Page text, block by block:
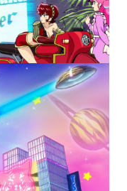
ホーム
最新情報
放送・配信情報
ロダクション